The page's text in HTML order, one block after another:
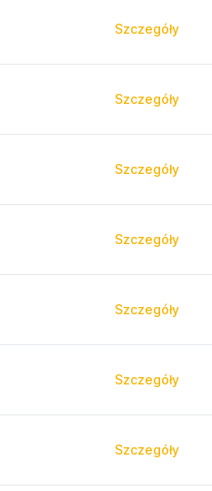
Szczegóły
Szczegóły
Szczegóły
Szczegóły
Szczegóły
Szczegóły
Szczegóły